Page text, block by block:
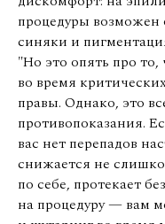
процедуры возможен
синяки и
"Но это опять про
во время
правы. Однако, это
противопоказания.
вас нет перепадов
снижается не
по себе, протекает
на процедуру — вам